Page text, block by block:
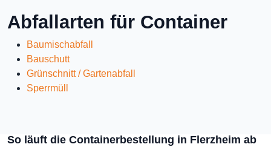
Abfallarten für Container
Baumischabfall
Bauschutt
Grünschnitt / Gartenabfall
Sperrmüll
So läuft die Containerbestellung in Flerzheim ab